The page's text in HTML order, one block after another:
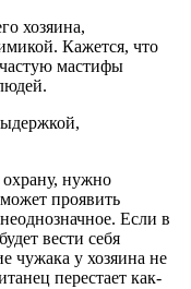
хозяина,
Кажется, что
мастифы
нужно
проявить
Если в
вести себя
чужака у хозяина не
перестает как-